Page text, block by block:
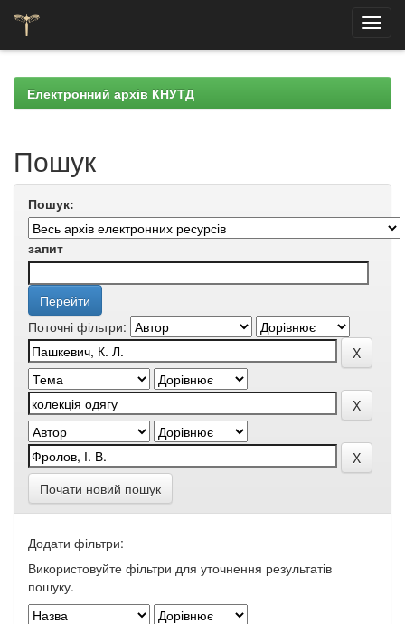
navigationЕлектронний архів КНУТД
Пошук
Пошук:
запит
Поточні фільтри:
Почати новий пошук
Додати фільтри:
Використовуйте фільтри для уточнення результатів
пошуку.